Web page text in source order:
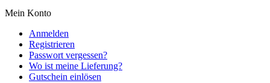
Mein Konto
Anmelden
Registrieren
Passwort vergessen?
Wo ist meine Lieferung?
Gutschein einlösen